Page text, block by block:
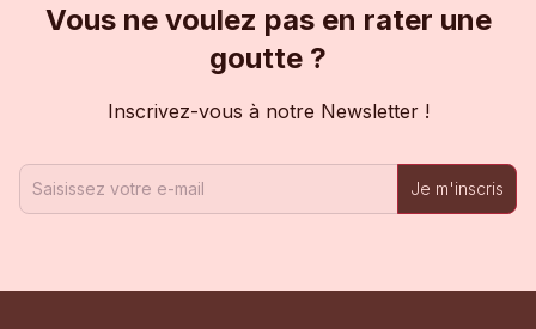
Vous ne voulez pas en rater une
goutte ?
Inscrivez-vous à notre Newsletter !
Je m'inscris